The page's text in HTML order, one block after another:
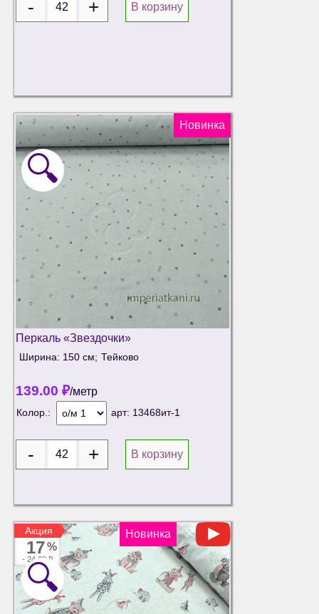
В корзину
🔍
Новинка
Перкаль «Звездочки»
Ширина: 150 см; Тейково
139.00 ₽/метр
Колор.: арт: 13468ит-1
В корзину
Акция
17%
- 24.00 ₽
Акция
🔍
Новинка